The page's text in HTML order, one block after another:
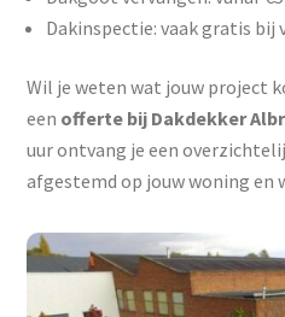
Dakinspectie: vaak gratis bij
Wil je weten wat jouw project
een offerte bij Dakdekker
uur ontvang je een
afgestemd op jouw woning en